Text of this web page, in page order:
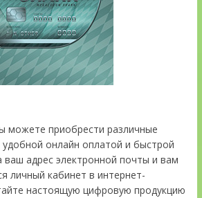
можете приобрести различные
онлайн оплатой и быстрой
ваш адрес электронной почты и вам
личный кабинет в интернет-
настоящую цифровую продукцию